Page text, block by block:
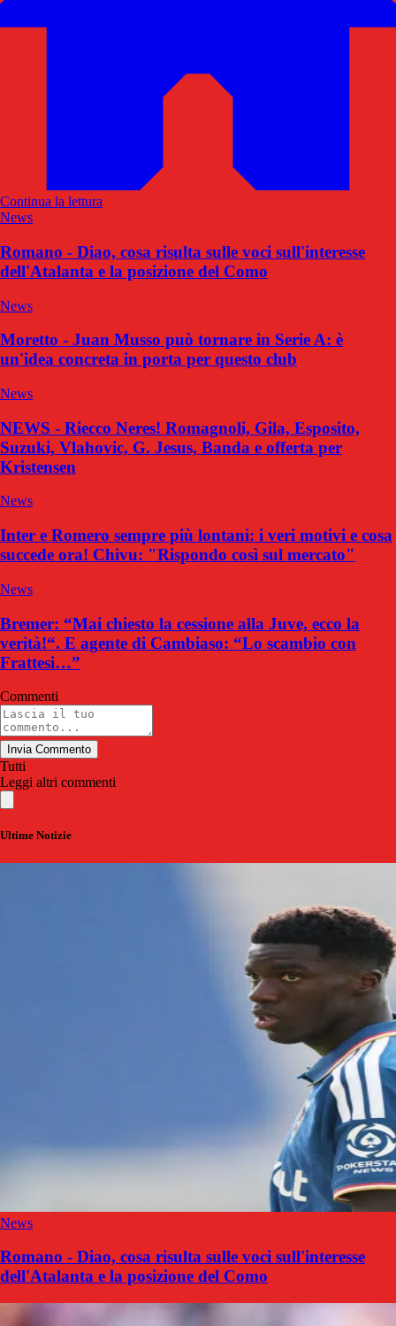
Continua la lettura
News
Romano - Diao, cosa risulta sulle voci sull'interesse
dell'Atalanta e la posizione del Como
News
Moretto - Juan Musso può tornare in Serie A: è
un'idea concreta in porta per questo club
News
NEWS - Riecco Neres! Romagnoli, Gila, Esposito,
Suzuki, Vlahovic, G. Jesus, Banda e offerta per
Kristensen
News
Inter e Romero sempre più lontani: i veri motivi e cosa
succede ora! Chivu: "Rispondo così sul mercato"
News
Bremer: “Mai chiesto la cessione alla Juve, ecco la
verità!“. E agente di Cambiaso: “Lo scambio con
Frattesi…”
Commenti
Invia Commento
Tutti
Leggi altri commenti
Ultime Notizie
News
Romano - Diao, cosa risulta sulle voci sull'interesse
dell'Atalanta e la posizione del Como